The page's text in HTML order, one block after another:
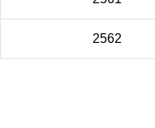
2562